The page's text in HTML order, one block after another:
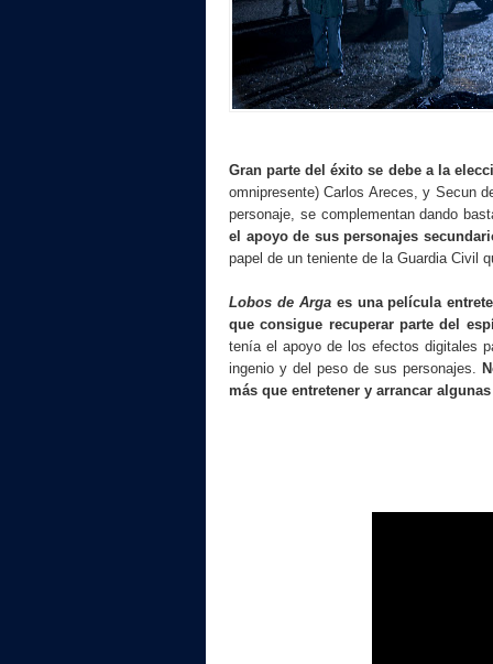
Gran parte del éxito se debe a la
omnipresente) Carlos Areces, y Secun
personaje, se complementan dando
el apoyo de sus personajes
papel de un teniente de la Guardia Civil
Lobos de Argaes una película
que consigue recuperar parte del
tenía el apoyo de los efectos digitales
ingenio y del peso de sus personajes.
más que entretener y arrancar